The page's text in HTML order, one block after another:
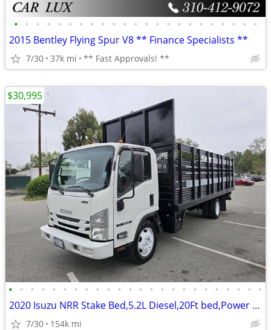
• • • • • • • • • • • • • • • • • • • • • • •
2015 Bentley Flying Spur V8 ** Finance Specialists **
7/30 37k mi ** Fast Approvals! **
• • • • • • • • • • • • • • • • • • • • • • • •
2020 Isuzu NRR Stake Bed,5.2L Diesel,20Ft bed,Power Lft Gate!
7/30 154k mi
$30,995